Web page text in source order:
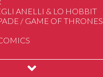
ANELLI & LO HOBBIT
/ GAME OF THRONES